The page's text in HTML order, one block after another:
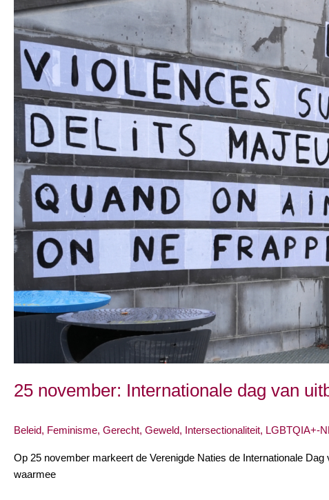
25 november: Internationale dag van
Beleid, Feminisme, Gerecht, Geweld, Intersectionaliteit, LGBTQIA+-
Op 25 november markeert de Verenigde Naties de Internationale
waarmee
Internationale
dag
van
uitbanning
van
geweld
tegen
vrouwen